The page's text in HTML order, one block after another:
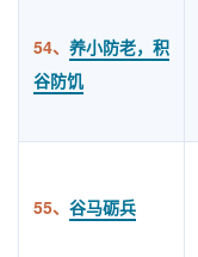
54、 养小防老，积
谷防饥
55、 谷马砺兵